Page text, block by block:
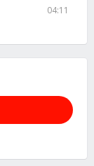
04:11